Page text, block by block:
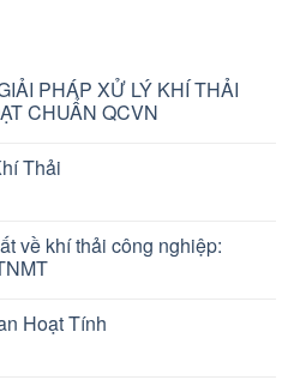
PHÁP XỬ LÝ KHÍ THẢI
CHUẨN QCVN
Thải
về khí thải công nghiệp:
Hoạt Tính